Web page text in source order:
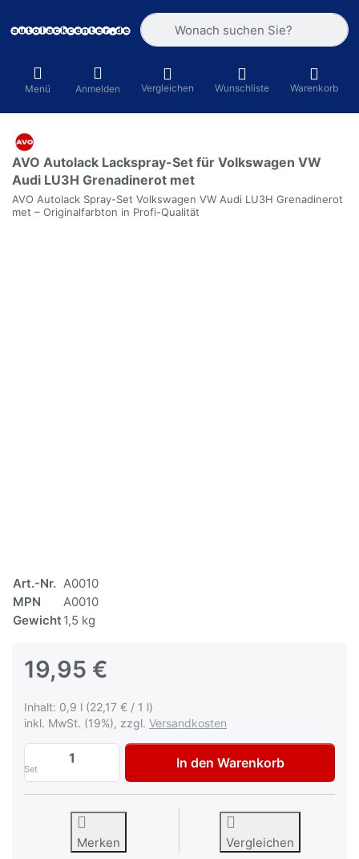
Geben Sie einen Suchbegriff ein.
Menü Anmelden Vergleichen Wunschliste Warenkorb
AVO Autolack Lackspray-Set für Volkswagen VW
Audi LU3H Grenadinerot met
AVO Autolack Spray-Set Volkswagen VW Audi LU3H Grenadinerot
met – Originalfarbton in Profi-Qualität
Art.-Nr. A0010
MPN
A0010
Gewicht 1,5 kg
19,95 €
Inhalt: 0,9 l (22,17 € / 1 l)
inkl. MwSt. (19%), zzgl. Versandkosten
Set
AVO Autolack Lackspray-Set für
In den Warenkorb
Merken Vergleichen